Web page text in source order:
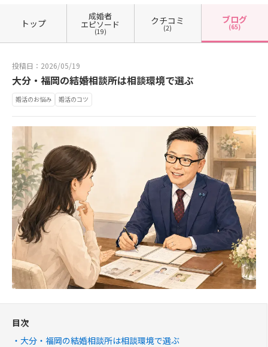
トップ
成婚者
エピソード
(19)
クチコミ
(2)
ブログ
(65)
投稿日：2026/05/19
大分・福岡の結婚相談所は相談環境で選ぶ
婚活のお悩み 婚活のコツ
目次
大分・福岡の結婚相談所は相談環境で選ぶ